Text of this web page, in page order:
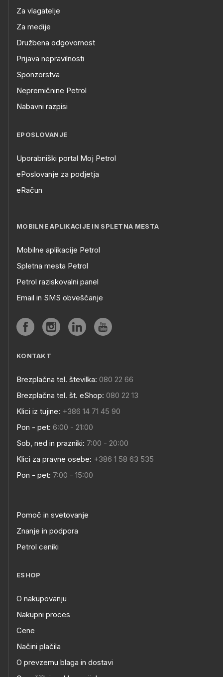
Za vlagatelje
Za medije
Družbena odgovornost
Prijava nepravilnosti
Sponzorstva
Nepremičnine Petrol
Nabavni razpisi
EPOSLOVANJE
Uporabniški portal Moj Petrol
ePoslovanje za podjetja
eRačun
MOBILNE APLIKACIJE IN SPLETNA MESTA
Mobilne aplikacije Petrol
Spletna mesta Petrol
Petrol raziskovalni panel
Email in SMS obveščanje
KONTAKT
Brezplačna tel. številka: 080 22 66
Brezplačna tel. št. eShop: 080 22 13
Klici iz tujine: +386 14 71 45 90
Pon - pet: 6:00 - 21:00
Sob, ned in prazniki: 7:00 - 20:00
Klici za pravne osebe: +386 1 58 63 535
Pon - pet: 7:00 - 15:00
Pomoč in svetovanje
Znanje in podpora
Petrol ceniki
ESHOP
O nakupovanju
Nakupni proces
Cene
Načini plačila
O prevzemu blaga in dostavi